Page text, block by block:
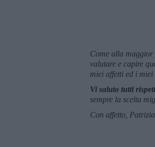
Come alla
valutare e capire
miei affetti ed i miei
Vi saluto tutti
sempre la scelta
Con affetto, Patrizia